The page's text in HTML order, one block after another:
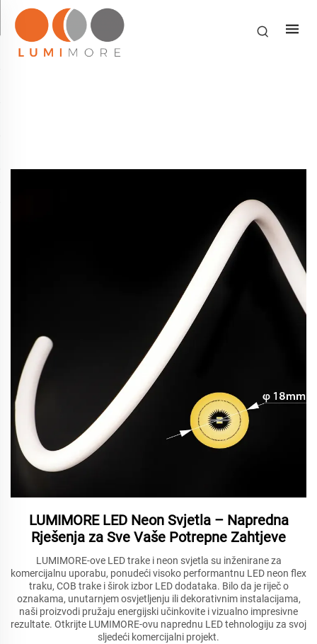
LUMIMORE LED Neon Svjetla – Napredna
Rješenja za Sve Vaše Potrepne Zahtjeve
LUMIMORE-ove LED trake i neon svjetla su inženirane za
komercijalnu uporabu, ponudeći visoko performantnu LED neon flex
traku, COB trake i širok izbor LED dodataka. Bilo da je riječ o
oznakama, unutarnjem osvjetljenju ili dekorativnim instalacijama,
naši proizvodi pružaju energijski učinkovite i vizualno impresivne
rezultate. Otkrijte LUMIMORE-ovu naprednu LED tehnologiju za svoj
sljedeći komercijalni projekt.